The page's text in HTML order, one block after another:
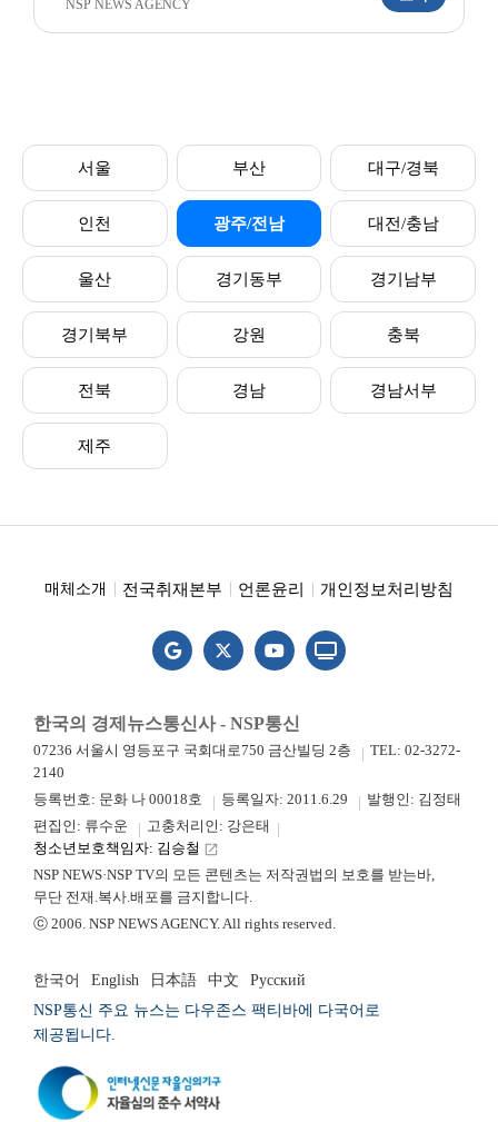
NSP NEWS AGENCY
서울 부산 대구/경북
인천 광주/전남 대전/충남
울산 경기동부 경기남부
경기북부 강원 충북
전북 경남 경남서부
제주
매체소개 전국취재본부 언론윤리 개인정보처리방침
한국의 경제뉴스통신사 - NSP통신
07236 서울시 영등포구 국회대로750 금산빌딩 2층
TEL: 02-3272-
2140
등록번호: 문화 나 00018호
등록일자: 2011.6.29
발행인: 김정태
편집인: 류수운
고충처리인: 강은태
청소년보호책임자: 김승철 launch
NSP NEWS·NSP TV의 모든 콘텐츠는 저작권법의 보호를 받는바,
무단 전재.복사.배포를 금지합니다.
ⓒ 2006. NSP NEWS AGENCY. All rights reserved.
한국어 English 日本語 中文
Русский
NSP통신 주요 뉴스는 다우존스 팩티바에 다국어로
제공됩니다.